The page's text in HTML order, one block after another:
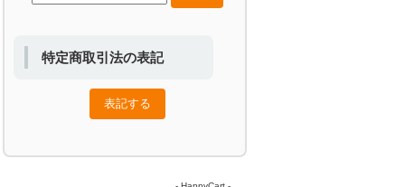
特定商取引法の表記